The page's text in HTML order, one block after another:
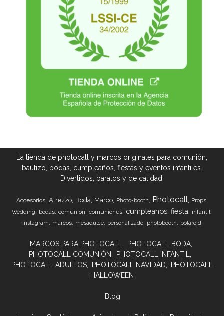
La tienda de photocall y marcos originales para comunión,
bautizo, bodas, cumpleaños, fiestas y eventos infantiles.
Divertidos, baratos y de calidad.
Accesorios Atrezzo Boda Marco Photo-booth Photocall Props
Wedding bodas comunion comuniones cumpleanos fiesta infantil
instagram marcos mesadulce personalizado photobooth polaroid
MARCOS PARA PHOTOCALL
PHOTOCALL BODA
PHOTOCALL COMUNIÓN
PHOTOCALL INFANTIL
PHOTOCALL ADULTOS
PHOTOCALL NAVIDAD
PHOTOCALL
HALLOWEEN
Blog